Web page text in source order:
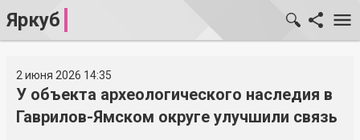
Яркуб
2 июня 2026 14:35
У объекта археологического наследия в
Гаврилов-Ямском округе улучшили связь